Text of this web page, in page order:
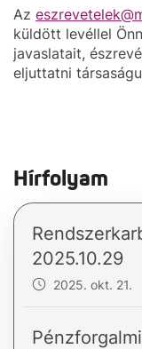
Az
küldött levéllel
javaslatait,
eljuttatni
Hírfolyam
2025.10.29
2025. okt. 21.